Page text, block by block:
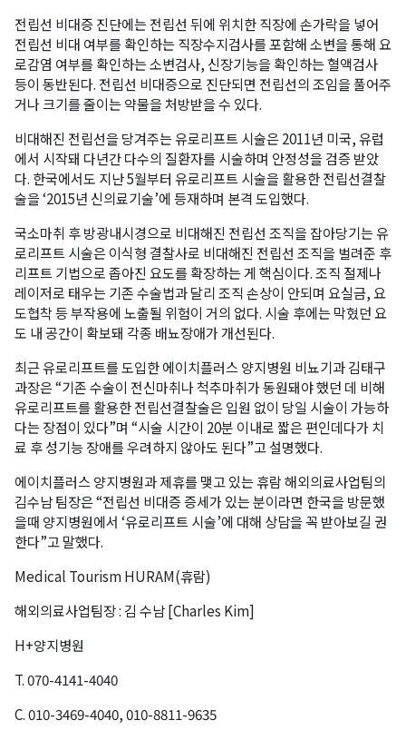
전립선 비대증 진단에는 전립선 뒤에 위치한 직장에 손가락을 넣어
전립선 비대 여부를 확인하는 직장수지검사를 포함해 소변을 통해 요
로감염 여부를 확인하는 소변검사, 신장기능을 확인하는 혈액검사
등이 동반된다. 전립선 비대증으로 진단되면 전립선의 조임을 풀어주
거나 크기를 줄이는 약물을 처방받을 수 있다.
비대해진 전립선을 당겨주는 유로리프트 시술은 2011년 미국, 유럽
에서 시작돼 다년간 다수의 질환자를 시술하며 안정성을 검증 받았
다. 한국에서도 지난 5월부터 유로리프트 시술을 활용한 전립선결찰
술을 ‘2015년 신의료기술’에 등재하며 본격 도입했다.
국소마취 후 방광내시경으로 비대해진 전립선 조직을 잡아당기는 유
로리프트 시술은 이식형 결찰사로 비대해진 전립선 조직을 벌려준 후
리프트 기법으로 좁아진 요도를 확장하는 게 핵심이다. 조직 절제나
레이저로 태우는 기존 수술법과 달리 조직 손상이 안되며 요실금, 요
도협착 등 부작용에 노출될 위험이 거의 없다. 시술 후에는 막혔던 요
도 내 공간이 확보돼 각종 배뇨장애가 개선된다.
최근 유로리프트를 도입한 에이치플러스 양지병원 비뇨기과 김태구
과장은 “기존 수술이 전신마취나 척추마취가 동원돼야 했던 데 비해
유로리프트를 활용한 전립선결찰술은 입원 없이 당일 시술이 가능하
다는 장점이 있다”며 “시술 시간이 20분 이내로 짧은 편인데다가 치
료 후 성기능 장애를 우려하지 않아도 된다”고 설명했다.
에이치플러스 양지병원과 제휴를 맺고 있는 휴람 해외의료사업팀의
김수남 팀장은 “전립선 비대증 증세가 있는 분이라면 한국을 방문했
을때 양지병원에서 ‘유로리프트 시술’에 대해 상담을 꼭 받아보길 권
한다”고 말했다.
Medical Tourism HURAM(휴람)
해외의료사업팀장: 김 수남[Charles Kim]
H+양지병원
T. 070-4141-4040
C. 010-3469-4040, 010-8811-9635